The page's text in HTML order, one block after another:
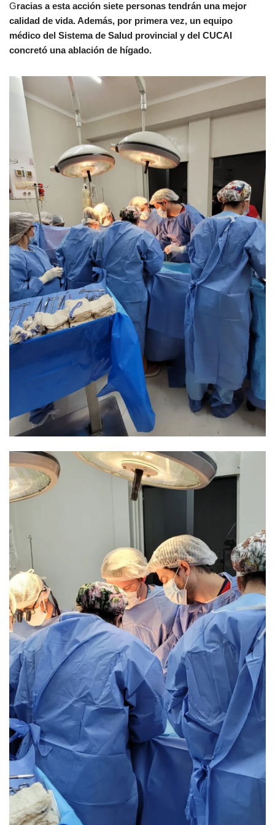
c
e
b
o
o
e
gr
a
m
k
e
dI
n
Gracias a esta acción siete personas tendrán una mejor
calidad de vida. Además, por primera vez, un equipo
médico del Sistema de Salud provincial y del CUCAI
concretó una ablación de hígado.